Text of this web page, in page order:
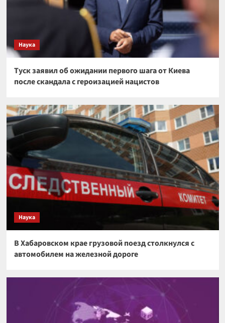
Наука
Туск заявил об ожидании первого шага от Киева
после скандала с героизацией нацистов
Наука
В Хабаровском крае грузовой поезд столкнулся с
автомобилем на железной дороге